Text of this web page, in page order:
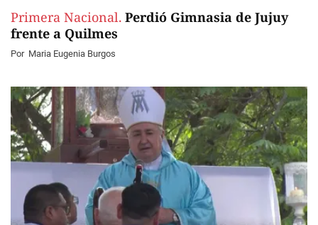
Primera Nacional. Perdió Gimnasia de Jujuy
frente a Quilmes
Por Maria Eugenia Burgos